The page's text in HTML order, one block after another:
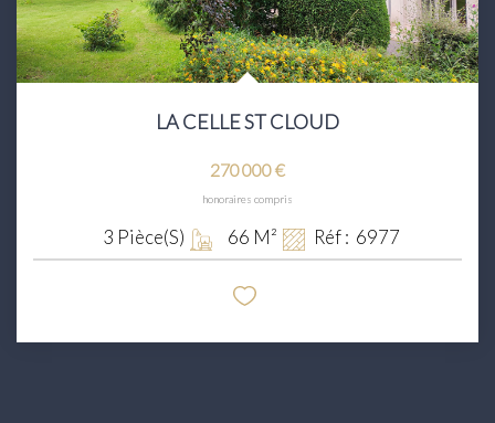
LA CELLE ST CLOUD
270 000 €
honoraires compris
3 Pièce(s) 66 M² Réf : 6977